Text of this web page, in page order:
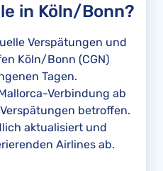
in Köln/Bonn?
Verspätungen und
Köln/Bonn (CGN)
Tagen.
Verbindung ab
betroffen.
aktualisiert und
Airlines ab.